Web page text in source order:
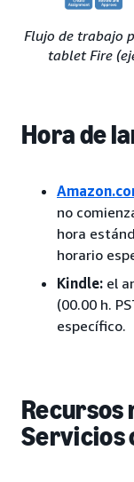
Flujo de trabajo
tablet Fire
Hora de
no
hora
horario
Kindle: el
(00.00 h.
específico.
Recursos
Servicios